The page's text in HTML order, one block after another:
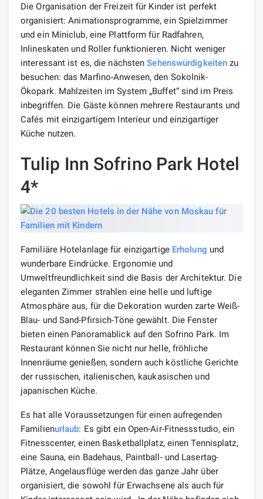
Die Organisation der Freizeit für Kinder ist perfekt
organisiert: Animationsprogramme, ein Spielzimmer
und ein Miniclub, eine Plattform für Radfahren,
Inlineskaten und Roller funktionieren. Nicht weniger
interessant ist es, die nächstenSehenswürdigkeiten zu
besuchen: das Marfino-Anwesen, den Sokolnik-
Ökopark. Mahlzeiten im System „Buffet“ sind im Preis
inbegriffen. Die Gäste können mehrere Restaurants und
Cafés mit einzigartigem Interieur und einzigartiger
Küche nutzen.
Tulip Inn Sofrino Park Hotel
4*
Familiäre Hotelanlage für einzigartige Erholung und
wunderbare Eindrücke. Ergonomie und
Umweltfreundlichkeit sind die Basis der Architektur. Die
eleganten Zimmer strahlen eine helle und luftige
Atmosphäre aus, für die Dekoration wurden zarte Weiß-
Blau- und Sand-Pfirsich-Töne gewählt. Die Fenster
bieten einen Panoramablick auf den Sofrino Park. Im
Restaurant können Sie nicht nur helle, fröhliche
Innenräume genießen, sondern auch köstliche Gerichte
der russischen, italienischen, kaukasischen und
japanischen Küche.
Es hat alle Voraussetzungen für einen aufregenden
Familienurlaub: Es gibt ein Open-Air-Fitnessstudio, ein
Fitnesscenter, einen Basketballplatz, einen Tennisplatz,
eine Sauna, ein Badehaus, Paintball- und Lasertag-
Plätze, Angelausflüge werden das ganze Jahr über
organisiert, die sowohl für Erwachsene als auch für